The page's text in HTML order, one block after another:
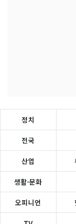
정치
전국
산업
생활·문화
오피니언